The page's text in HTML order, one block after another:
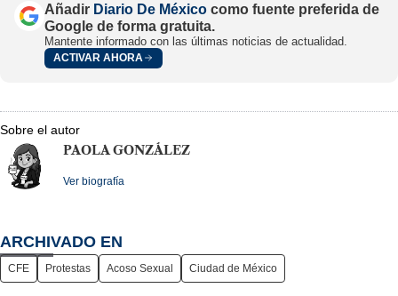
Añadir Diario De México como fuente preferida de
Google de forma gratuita.
Mantente informado con las últimas noticias de actualidad.
ACTIVAR AHORA
Sobre el autor
PAOLA GONZÁLEZ
Ver biografía
ARCHIVADO EN
CFE Protestas Acoso Sexual Ciudad de México